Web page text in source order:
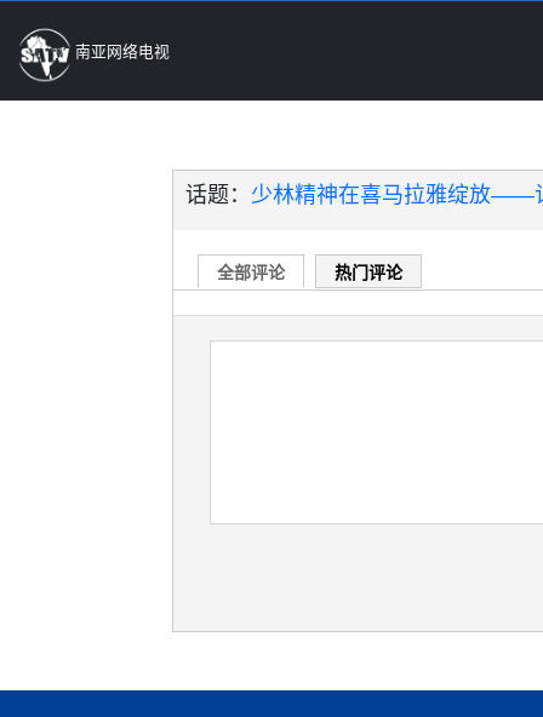
南亚网络电视
话题： 少林精神在喜马拉雅绽放——
全部评论 热门评论